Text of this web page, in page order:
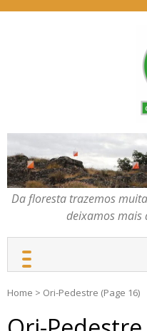
Da floresta trazemos
deixamos mais
Home > Ori-Pedestre (Page 16)